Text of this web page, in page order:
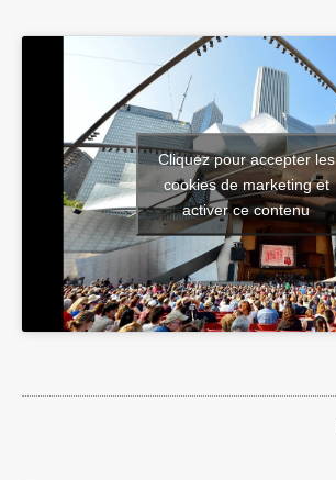
Cliquez pour accepter les
cookies de marketing et
activer ce contenu